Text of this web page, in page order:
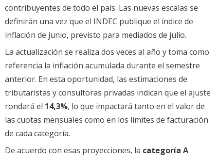
contribuyentes de todo el país. Las nuevas escalas se
definirán una vez que el INDEC publique el índice de
inflación de junio, previsto para mediados de julio.
La actualización se realiza dos veces al año y toma como
referencia la inflación acumulada durante el semestre
anterior. En esta oportunidad, las estimaciones de
tributaristas y consultoras privadas indican que el ajuste
rondará el 14,3%, lo que impactará tanto en el valor de
las cuotas mensuales como en los límites de facturación
de cada categoría.
De acuerdo con esas proyecciones, la categoría A